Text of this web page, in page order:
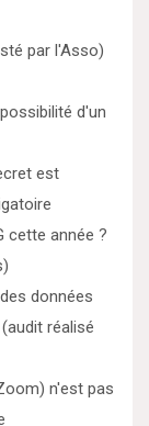
par l'Asso)
d'un
est
cette année ?
données
réalisé
n'est pas